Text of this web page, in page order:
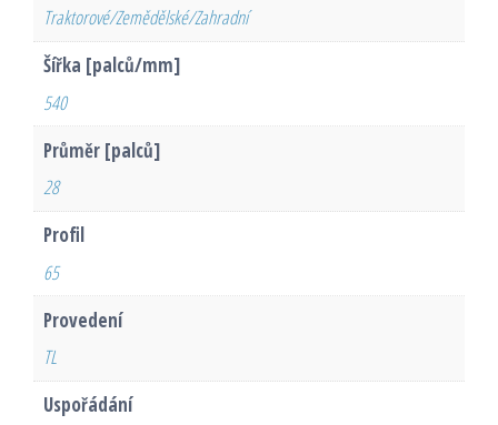
Traktorové/Zemědělské/Zahradní
Šířka [palců/mm]
540
Průměr [palců]
28
Profil
65
Provedení
TL
Uspořádání